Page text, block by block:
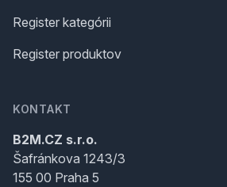
Register kategórii
Register produktov
KONTAKT
B2M.CZ s.r.o.
Šafránkova 1243/3
155 00 Praha 5